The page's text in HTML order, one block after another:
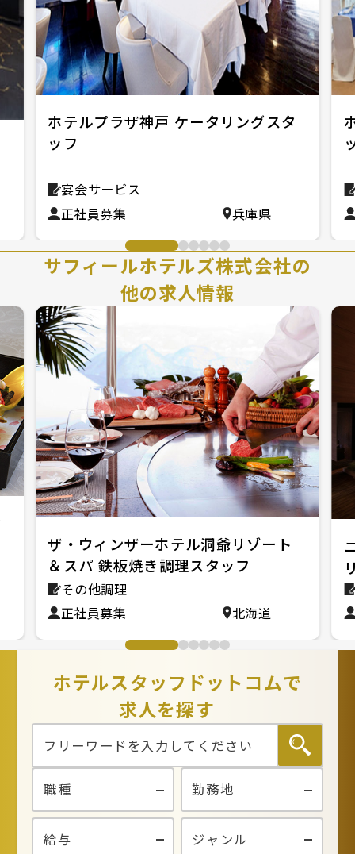
ホテルプラザ神戸 ケータリングスタ
ッフ
宴会サービス
正社員募集
兵庫県
サフィールホテルズ株式会社の
他の求人情報
ザ・ウィンザーホテル洞爺リゾート
＆スパ 鉄板焼き調理スタッフ
その他調理
正社員募集
北海道
ホテルスタッフドットコムで
求人を探す